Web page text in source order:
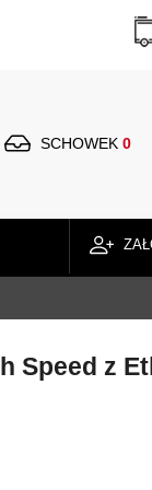
SCHOWEK 0
Speed z